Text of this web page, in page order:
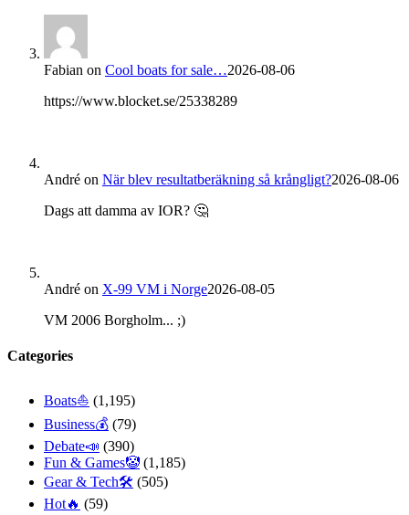
Fabian on Cool boats for sale…2026-08-06
https://www.blocket.se/25338289
André on När blev resultatberäkning så krångligt?2026-08-06
Dags att damma av IOR? 🤔
André on X-99 VM i Norge2026-08-05
VM 2006 Borgholm... ;)
Categories
Boats⛵️ (1,195)
Business💰 (79)
Debate📣 (390)
Fun & Games🤡 (1,185)
Gear & Tech🛠 (505)
Hot🔥 (59)